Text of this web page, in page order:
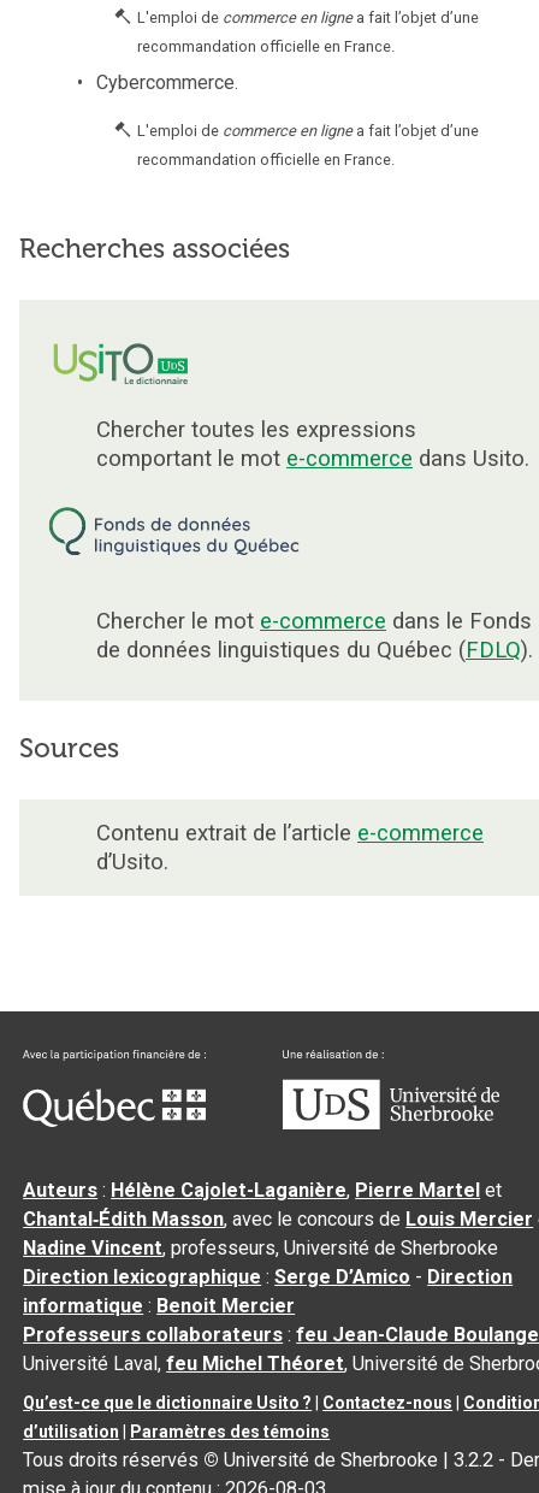
L'emploi de commerce en ligne a fait l’objet d’une
recommandation officielle en France.
Cybercommerce.
L'emploi de commerce en ligne a fait l’objet d’une
recommandation officielle en France.
Recherches associées
Chercher toutes les expressions
comportant le mot e-commerce dans Usito.
Chercher le mot e-commerce dans le Fonds
de données linguistiques du Québec (FDLQ).
Sources
Contenu extrait de l’article e-commerce
d’Usito.
Auteurs : Hélène Cajolet-Laganière, Pierre Martel et
Chantal‑Édith Masson, avec le concours de Louis Mercier
Nadine Vincent, professeurs, Université de Sherbrooke
Direction lexicographique :Serge D’Amico - Direction
informatique : Benoit Mercier
Professeurs collaborateurs :feu Jean-Claude
Université Laval,feu Michel Théoret, Université de
Qu’est-ce que le dictionnaire Usito ? Contactez-nous
d’utilisation
Paramètres des témoins
Tous droits réservés © Université de Sherbrooke |3.2.2 -